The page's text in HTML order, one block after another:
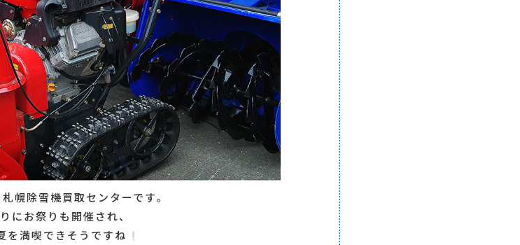
幌除雪機買取センターです。
にお祭りも開催され、
を満喫できそうですね